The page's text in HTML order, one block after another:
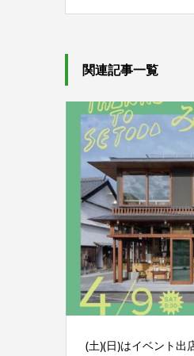
関連記事一覧
(土)(日)はイベント出